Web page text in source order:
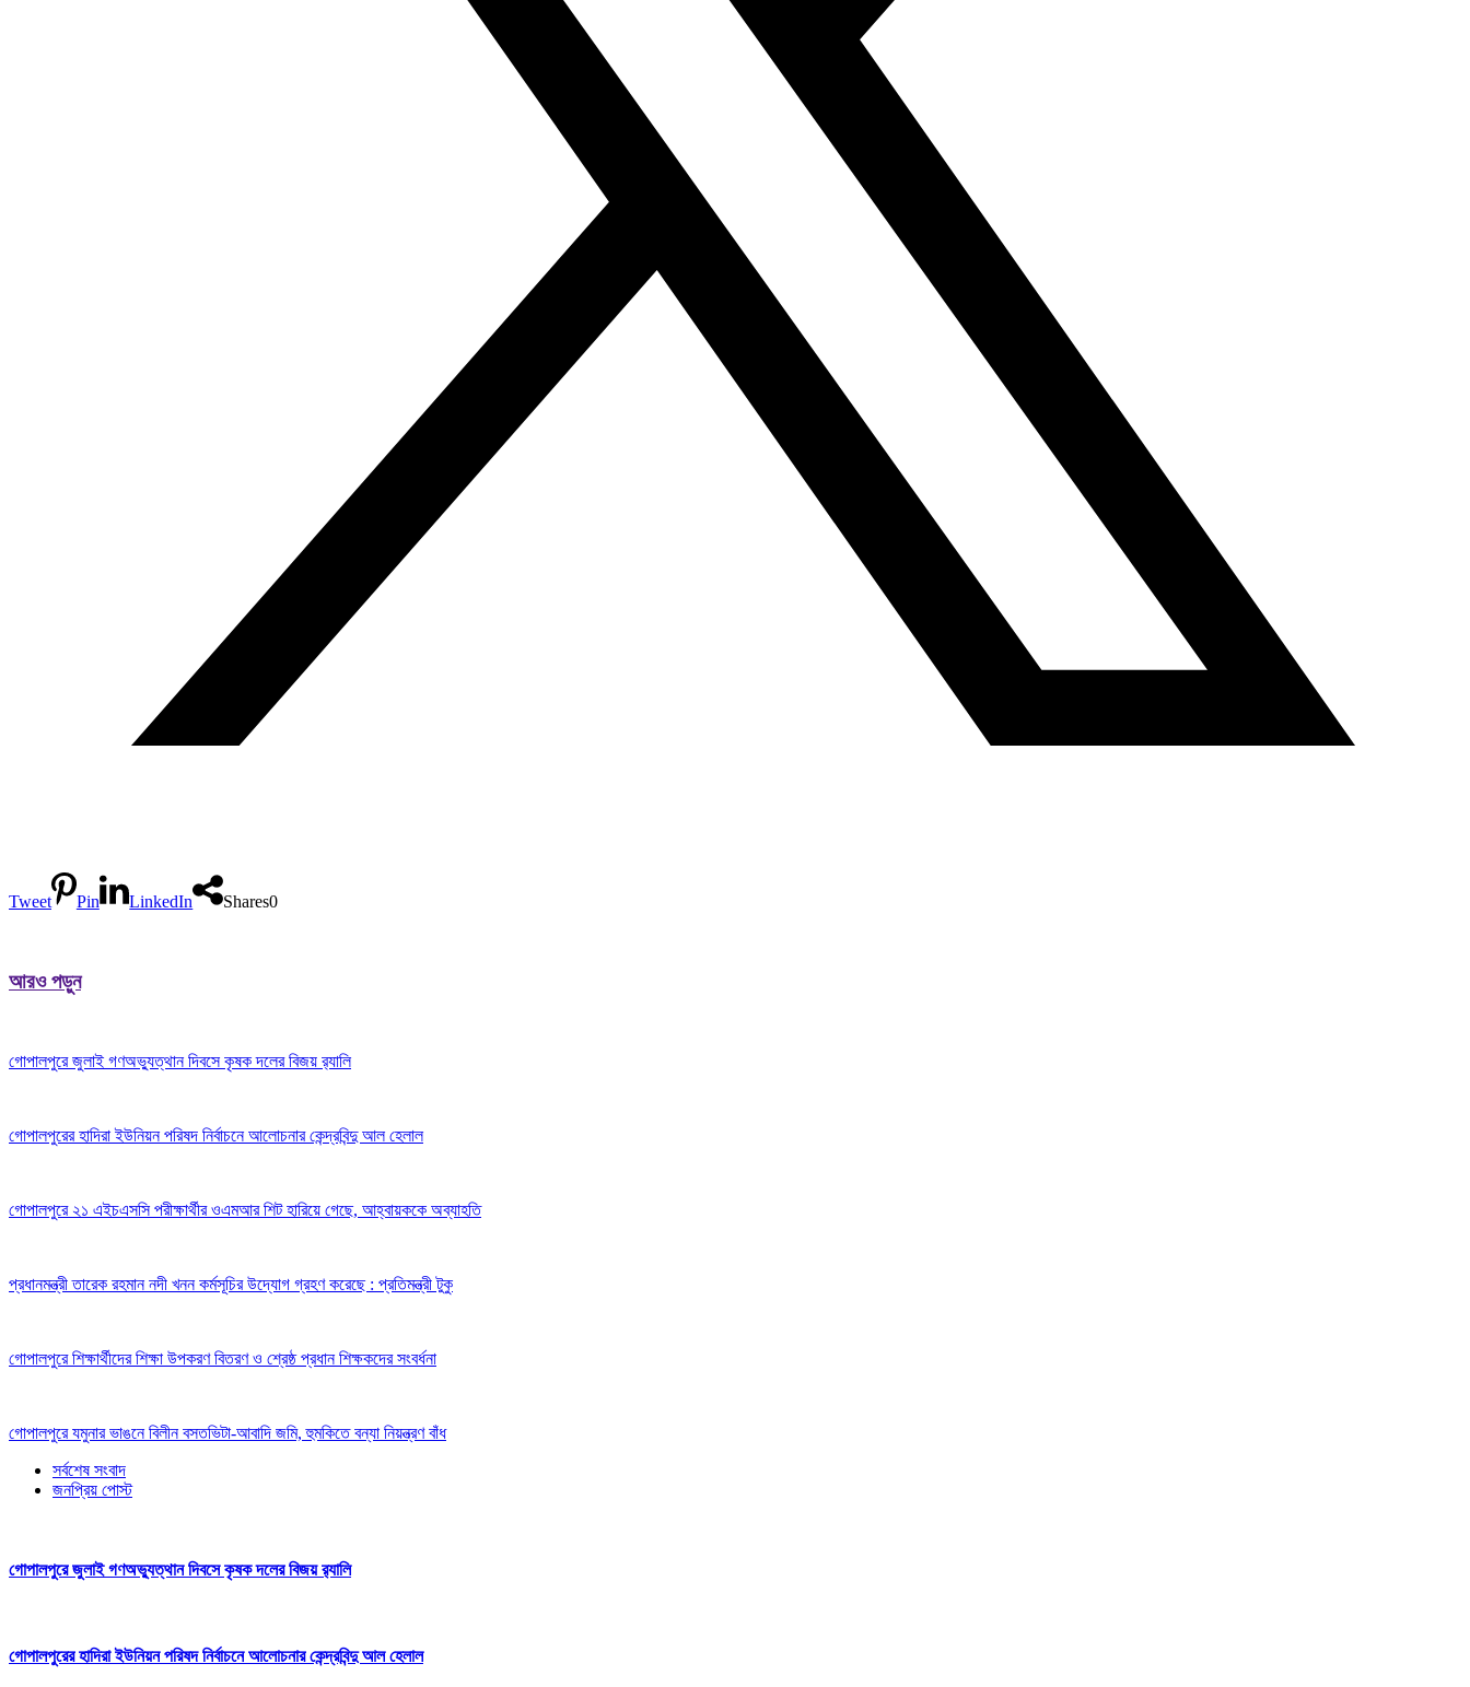
Tweet Pin LinkedIn Shares0
আরও পড়ুন
গোপালপুরে জুলাই গণঅভ্যুত্থান দিবসে কৃষক দলের বিজয় র‍্যালি
গোপালপুরের হাদিরা ইউনিয়ন পরিষদ নির্বাচনে আলোচনার কেন্দ্রবিন্দু আল হেলাল
গোপালপুরে ২১ এইচএসসি পরীক্ষার্থীর ওএমআর শিট হারিয়ে গেছে, আহ্বায়ককে অব্যাহতি
প্রধানমন্ত্রী তারেক রহমান নদী খনন কর্মসূচির উদ্যোগ গ্রহণ করেছে : প্রতিমন্ত্রী টুকু
গোপালপুরে শিক্ষার্থীদের শিক্ষা উপকরণ বিতরণ ও শ্রেষ্ঠ প্রধান শিক্ষকদের সংবর্ধনা
গোপালপুরে যমুনার ভাঙনে বিলীন বসতভিটা-আবাদি জমি, হুমকিতে বন্যা নিয়ন্ত্রণ বাঁধ
সর্বশেষ সংবাদ
জনপ্রিয় পোস্ট
গোপালপুরে জুলাই গণঅভ্যুত্থান দিবসে কৃষক দলের বিজয় র‍্যালি
গোপালপুরের হাদিরা ইউনিয়ন পরিষদ নির্বাচনে আলোচনার কেন্দ্রবিন্দু আল হেলাল